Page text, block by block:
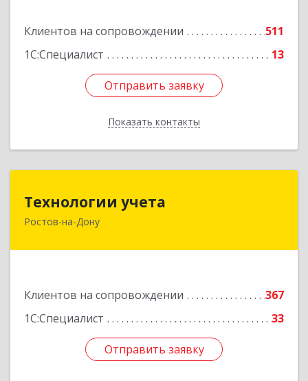
Клиентов на сопровождении
511
1С:Специалист
13
Отправить заявку
Показать контакты
Подробнее
Отправить заявку
Назад
Технологии учета
Ростов-на-Дону
Клиентов на сопровождении
367
1С:Специалист
33
Отправить заявку
344064, Ростовская обл, Ростов-на-Дону г,
Отправить заявку